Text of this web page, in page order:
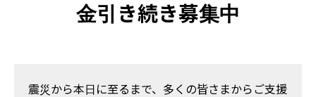
金引き続き募集中
震災から本日に至るまで、多くの皆さまからご支援